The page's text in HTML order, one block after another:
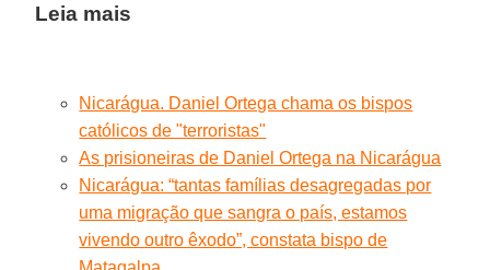
Leia mais
Nicarágua. Daniel Ortega chama os bispos
católicos de "terroristas"
As prisioneiras de Daniel Ortega na Nicarágua
Nicarágua: “tantas famílias desagregadas por
uma migração que sangra o país, estamos
vivendo outro êxodo”, constata bispo de